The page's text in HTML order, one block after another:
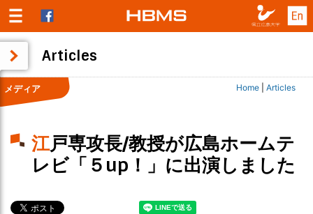
Articles
Home Articles
メディア
江戸専攻長/教授が広島ホームテ
レビ「５up！」に出演しました